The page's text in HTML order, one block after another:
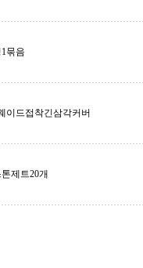
묶음
이드접착긴삼각커버
제트20개